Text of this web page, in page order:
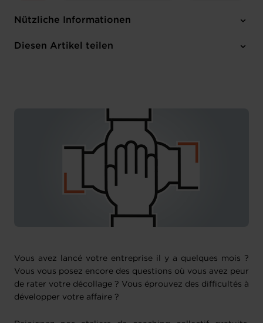
Nützliche Informationen
Montag 3 Mär 2025 > Montag 31 Mär 2025
Diesen Artikel teilen
Vous avez lancé votre entreprise il y a quelques mois ?
Vous vous posez encore des questions où vous avez peur
de rater votre décollage ? Vous éprouvez des difficultés à
développer votre affaire ?